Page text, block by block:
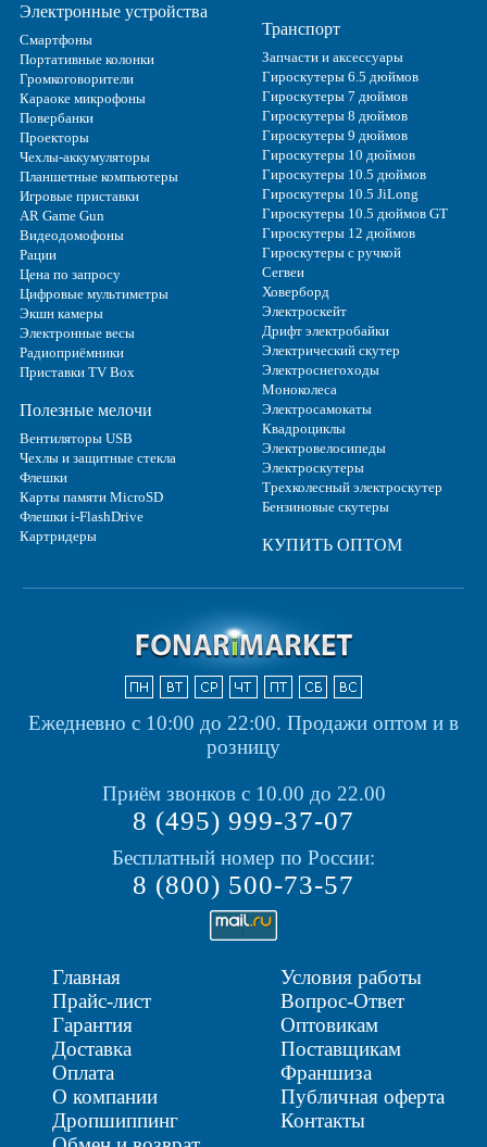
Электронные устройства
Смартфоны
Портативные колонки
Громкоговорители
Караоке микрофоны
Повербанки
Проекторы
Чехлы-аккумуляторы
Планшетные компьютеры
Игровые приставки
AR Game Gun
Видеодомофоны
Рации
Цена по запросу
Цифровые мультиметры
Экшн камеры
Электронные весы
Радиоприёмники
Приставки TV Box
Полезные мелочи
Вентиляторы USB
Чехлы и защитные стекла
Флешки
Карты памяти MicroSD
Флешки i-FlashDrive
Картридеры
Транспорт
Запчасти и аксессуары
Гироскутеры 6.5 дюймов
Гироскутеры 7 дюймов
Гироскутеры 8 дюймов
Гироскутеры 9 дюймов
Гироскутеры 10 дюймов
Гироскутеры 10.5 дюймов
Гироскутеры 10.5 JiLong
Гироскутеры 10.5 дюймов GT
Гироскутеры 12 дюймов
Гироскутеры с ручкой
Сегвеи
Ховерборд
Электроскейт
Дрифт электробайки
Электрический скутер
Электроснегоходы
Моноколеса
Электросамокаты
Квадроциклы
Электровелосипеды
Электроскутеры
Трехколесный электроскутер
Бензиновые скутеры
КУПИТЬ ОПТОМ
Ежедневно с 10:00 до 22:00. Продажи оптом и в
розницу
Приём звонков с 10.00 до 22.00
8 (495) 999-37-07
Бесплатный номер по России:
8 (800) 500-73-57
Главная
Прайс-лист
Гарантия
Доставка
Оплата
О компании
Дропшиппинг
Условия работы
Вопрос-Ответ
Оптовикам
Поставщикам
Франшиза
Публичная оферта
Контакты